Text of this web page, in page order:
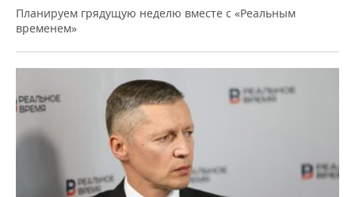
Планируем грядущую неделю вместе с «Реальным
временем»